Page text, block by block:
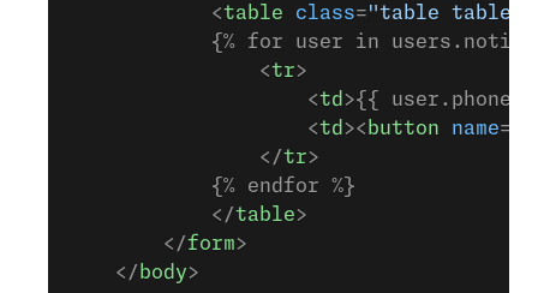
            <
table class="table table-
{% for user in
                <
tr>
                    <
td >{{
                    <
td >< button name=
                </
tr>
            {% endfor %}
            </
table>
        </
form>
    </
body>